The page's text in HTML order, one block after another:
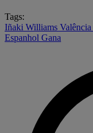
Tags:
Iñaki Williams Valência
Espanhol Gana